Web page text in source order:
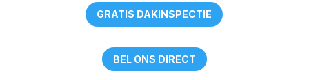
GRATIS DAKINSPECTIE
BEL ONS DIRECT